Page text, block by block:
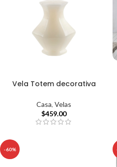
Vela Totem decorativa
Casa, Velas
$459.00
-60%